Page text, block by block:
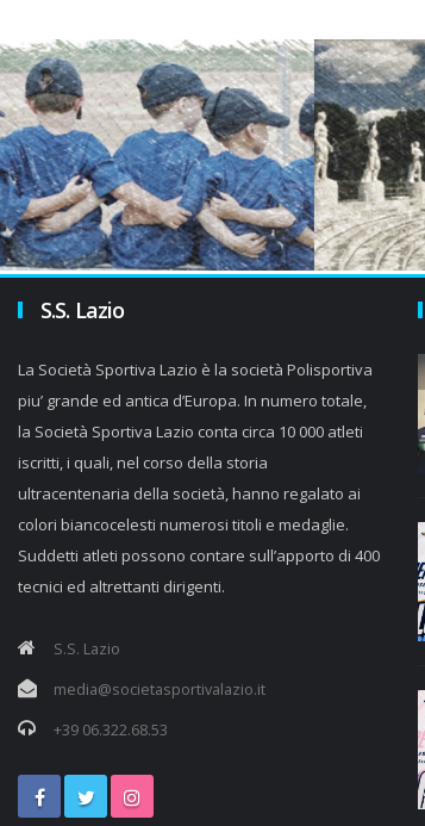
S.S. Lazio
La Società Sportiva Lazio è la società Polisportiva
piu’ grande ed antica d’Europa. In numero totale,
la Società Sportiva Lazio conta circa 10 000 atleti
iscritti, i quali, nel corso della storia
ultracentenaria della società, hanno regalato ai
colori biancocelesti numerosi titoli e medaglie.
Suddetti atleti possono contare sull’apporto di 400
tecnici ed altrettanti dirigenti.
S.S. Lazio
media@societasportivalazio.it
+39 06.322.68.53